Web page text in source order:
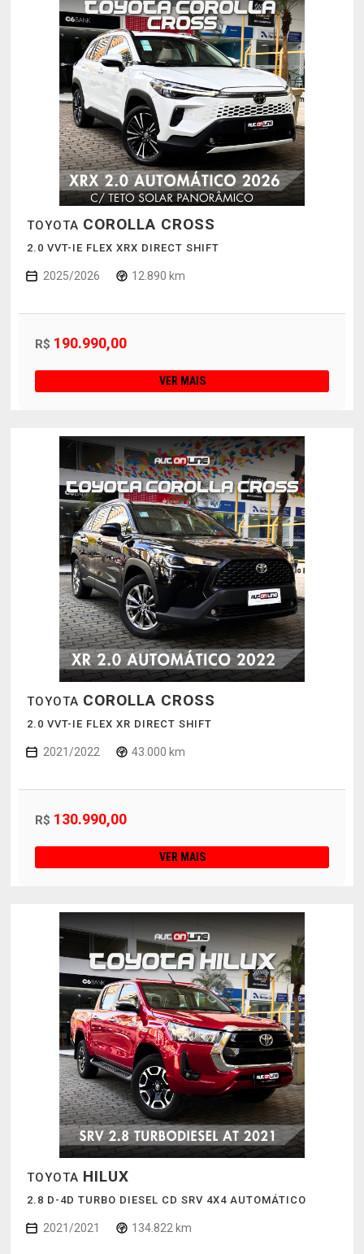
TOYOTA COROLLA CROSS
2.0 VVT-IE FLEX XRX DIRECT SHIFT
2025/2026 12.890 km
R$ 190.990,00
VER MAIS
TOYOTA COROLLA CROSS
2.0 VVT-IE FLEX XR DIRECT SHIFT
2021/2022 43.000 km
R$ 130.990,00
VER MAIS
TOYOTA HILUX
2.8 D-4D TURBO DIESEL CD SRV 4X4 AUTOMÁTICO
2021/2021 134.822 km